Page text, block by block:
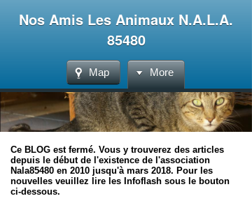
Nos Amis Les Animaux N.A.L.A.
85480
Map More
Ce BLOG est fermé. Vous y trouverez des articles
depuis le début de l'existence de l'association
Nala85480 en 2010 jusqu'à mars 2018. Pour les
nouvelles veuillez lire les Infoflash sous le bouton
ci-dessous.